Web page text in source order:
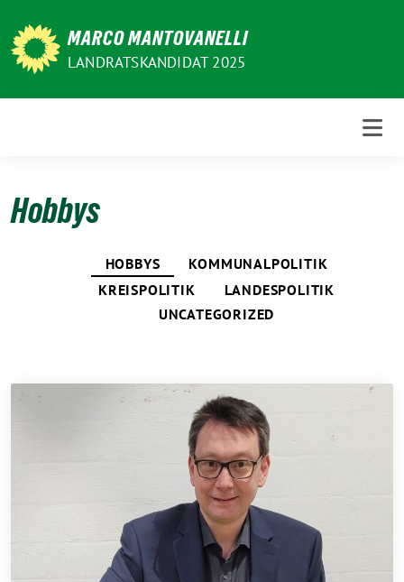
zum
Inhalt
MARCO MANTOVANELLI
LANDRATSKANDIDAT 2025
Hobbys
HOBBYS
KOMMUNALPOLITIK
KREISPOLITIK
LANDESPOLITIK
UNCATEGORIZED